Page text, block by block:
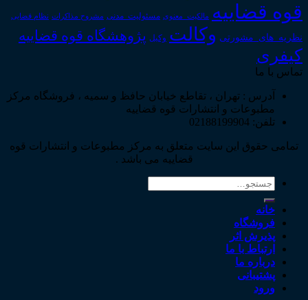
قوه قضاییه مالکیت_معنوی مسئولیت_مدنی مشروح مذاکرات نظام قضایی
نظریه_های_مشورتی وکالت وکیل پژوهشگاه قوه قضاییه
کیفری
تماس با ما
آدرس : تهران ، تقاطع خیابان حافظ و سمیه ، فروشگاه مرکز
مطبوعات و انتشارات قوه قضاییه
تلفن: 02188199904
تمامی حقوق این سایت متعلق به مرکز مطبوعات و انتشارات قوه
قضاییه می باشد .
جستجو
خانه
فروشگاه
پذیرش اثر
ارتباط با ما
درباره ما
پشتیبانی
ورود